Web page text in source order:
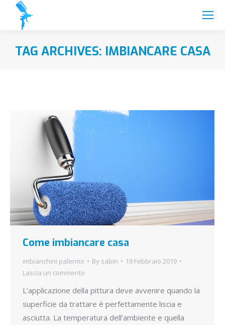
TAG ARCHIVES: IMBIANCARE CASA
Come imbiancare casa
imbianchini palermo By sabin
19 Febbraio 2019
Lascia un commento
L’applicazione della pittura deve avvenire quando la
superficie da trattare è perfettamente liscia e
asciutta. La temperatura dell’ambiente e quella